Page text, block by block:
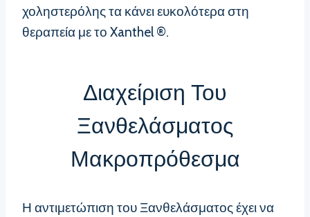
χοληστερόλης τα κάνει ευκολότερα στη
θεραπεία με το Xanthel ®.
Διαχείριση Του
Ξανθελάσματος
Μακροπρόθεσμα
Η αντιμετώπιση του Ξανθελάσματος έχει να